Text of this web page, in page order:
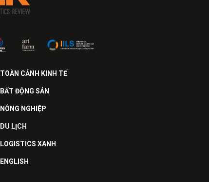
TOÀN CẢNH KINH TẾ
BẤT ĐỘNG SẢN
NÔNG NGHIỆP
DU LỊCH
LOGISTICS XANH
ENGLISH